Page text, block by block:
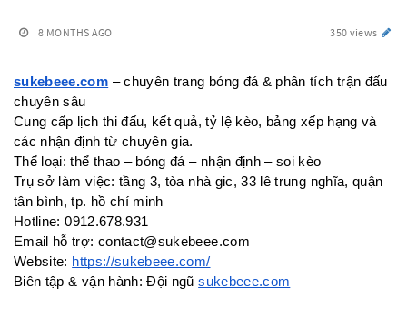
8 MONTHS AGO 350 views
sukebeee.com – chuyên trang bóng đá & phân tích trận đấu
chuyên sâu
Cung cấp lịch thi đấu, kết quả, tỷ lệ kèo, bảng xếp hạng và
các nhận định từ chuyên gia.
Thể loại: thể thao – bóng đá – nhận định – soi kèo
Trụ sở làm việc: tầng 3, tòa nhà gic, 33 lê trung nghĩa, quận
tân bình, tp. hồ chí minh
Hotline: 0912.678.931
Email hỗ trợ: contact@sukebeee.com
Website: https://sukebeee.com/
Biên tập & vận hành: Đội ngũ sukebeee.com